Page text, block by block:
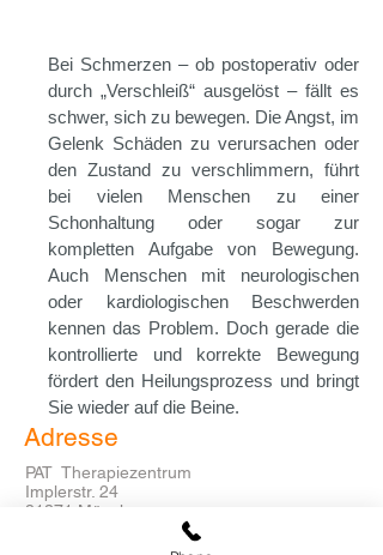
Bei Schmerzen – ob postoperativ oder
durch „Verschleiß“ ausgelöst – fällt es
schwer, sich zu bewegen. Die Angst, im
Gelenk Schäden zu verursachen oder
den Zustand zu verschlimmern, führt
bei vielen Menschen zu einer
Schonhaltung oder sogar zur
kompletten Aufgabe von Bewegung.
Auch Menschen mit neurologischen
oder kardiologischen Beschwerden
kennen das Problem. Doch gerade die
kontrollierte und korrekte Bewegung
fördert den Heilungsprozess und bringt
Sie wieder auf die Beine.
Adresse
PAT Therapiezentrum
Implerstr. 24
81371 München
089 767 55 3 55